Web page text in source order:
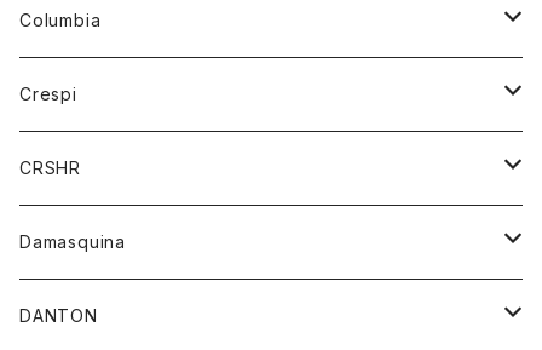
チーフ
バンダナ
トレーナー
パーカー
カーディガン
ニット
Columbia
アウター
ジャケット
Crespi
ジャケット
ワンピース
ブラウス
CRSHR
キャップ
Damasquina
ウォレット
DANTON